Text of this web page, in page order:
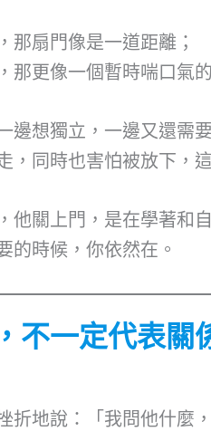
那扇門像是一道距離；
那更像一個暫時喘口氣
邊想獨立，一邊又還需
，同時也害怕被放下，
他關上門，是在學著和
的時候，你依然在。
不一定代表關
折地說：「我問他什麼，